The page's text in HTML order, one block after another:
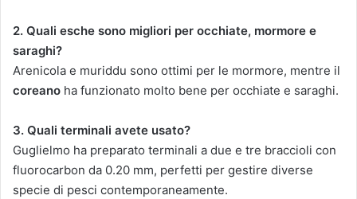
2. Quali esche sono migliori per occhiate, mormore e
saraghi?
Arenicola e muriddu sono ottimi per le mormore, mentre il
coreano ha funzionato molto bene per occhiate e saraghi.
3. Quali terminali avete usato?
Guglielmo ha preparato terminali a due e tre braccioli con
fluorocarbon da 0.20 mm, perfetti per gestire diverse
specie di pesci contemporaneamente.